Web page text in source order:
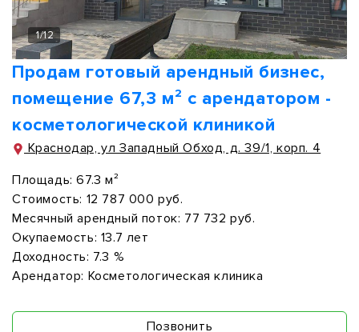
1/12
Продам готовый арендный бизнес,
помещение 67,3 м² с арендатором -
косметологической клиникой
Краснодар, ул Западный Обход, д. 39/1, корп. 4
Площадь: 67.3 м²
Стоимость: 12 787 000 руб.
Месячный арендный поток: 77 732 руб.
Окупаемость: 13.7 лет
Доходность: 7.3 %
Арендатор: Косметологическая клиника
Позвонить